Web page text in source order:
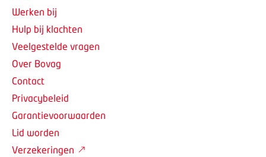
Werken bij
Hulp bij klachten
Veelgestelde vragen
Over Bovag
Contact
Privacybeleid
Garantievoorwaarden
Lid worden
Verzekeringen